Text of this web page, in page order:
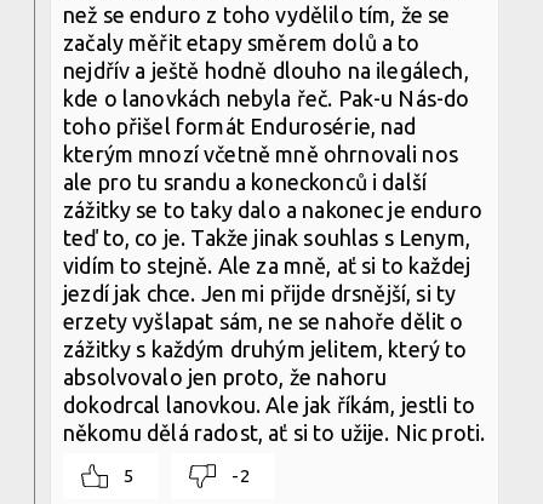
než se enduro z toho vydělilo tím, že se
začaly měřit etapy směrem dolů a to
nejdřív a ještě hodně dlouho na ilegálech,
kde o lanovkách nebyla řeč. Pak-u Nás-do
toho přišel formát Endurosérie, nad
kterým mnozí včetně mně ohrnovali nos
ale pro tu srandu a koneckonců i další
zážitky se to taky dalo a nakonec je enduro
teď to, co je. Takže jinak souhlas s Lenym,
vidím to stejně. Ale za mně, ať si to každej
jezdí jak chce. Jen mi přijde drsnější, si ty
erzety vyšlapat sám, ne se nahoře dělit o
zážitky s každým druhým jelitem, který to
absolvovalo jen proto, že nahoru
dokodrcal lanovkou. Ale jak říkám, jestli to
někomu dělá radost, ať si to užije. Nic proti.
5 -2